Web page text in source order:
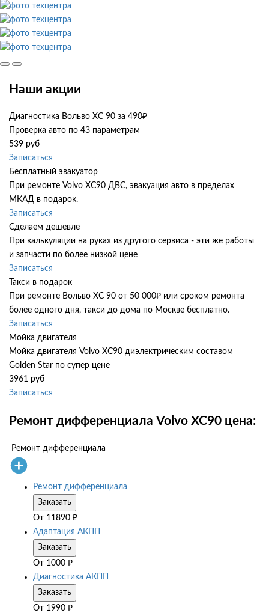
Наши акции
Диагностика Вольво ХС 90 за 490₽
Проверка авто по 43 параметрам
539 руб
Записаться
Бесплатный эвакуатор
При ремонте Volvo XC90 ДВС, эвакуация авто в пределах
МКАД в подарок.
Записаться
Сделаем дешевле
При калькуляции на руках из другого сервиса - эти же работы
и запчасти по более низкой цене
Записаться
Такси в подарок
При ремонте Вольво ХС 90 от 50 000₽ или сроком ремонта
более одного дня, такси до дома по Москве бесплатно.
Записаться
Мойка двигателя
Мойка двигателя Volvo XC90 диэлектрическим составом
Golden Star по супер цене
3961 руб
Записаться
Ремонт дифференциала Volvo XC90 цена:
Ремонт дифференциала
Ремонт дифференциала
Заказать
От 11890 ₽
Адаптация АКПП
Заказать
От 1000 ₽
Диагностика АКПП
Заказать
От 1990 ₽